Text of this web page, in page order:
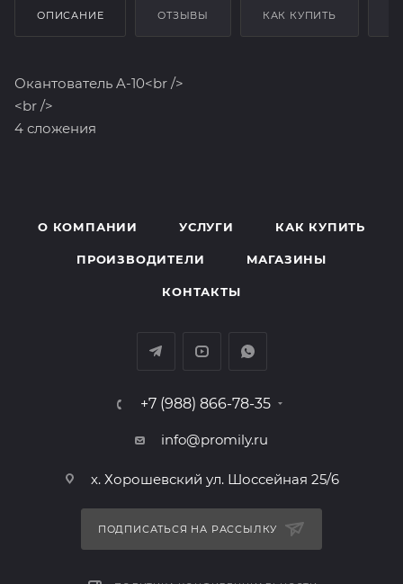
ОПИСАНИЕ ОТЗЫВЫ КАК КУПИТЬ
Окантователь A-10<br />
<br />
4 сложения
О КОМПАНИИ УСЛУГИ КАК КУПИТЬ
ПРОИЗВОДИТЕЛИ МАГАЗИНЫ
КОНТАКТЫ
+7 (988) 866-78-35
info@promily.ru
х. Хорошевский ул. Шоссейная 25/6
ПОДПИСАТЬСЯ НА РАССЫЛКУ